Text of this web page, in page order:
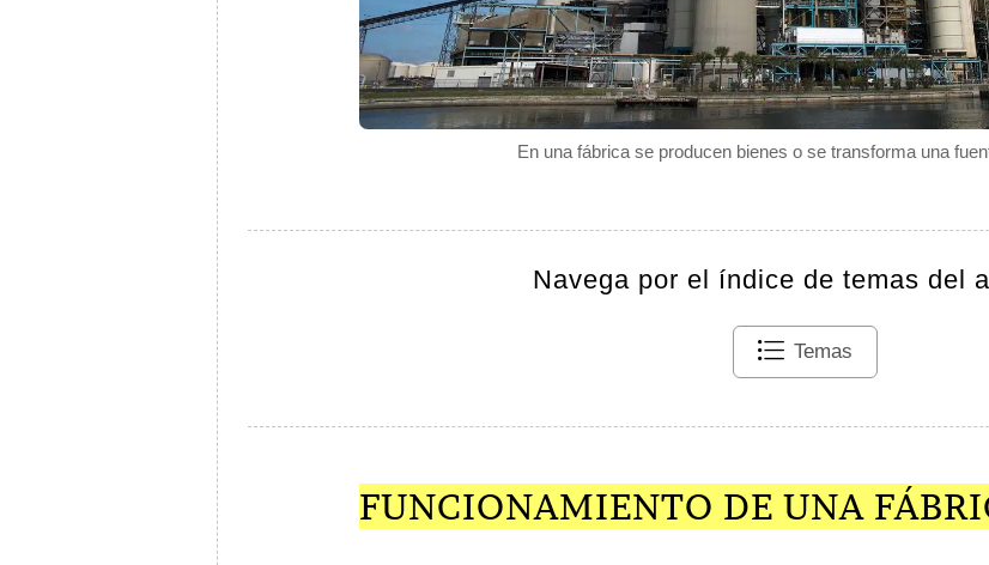
En una fábrica se producen bienes o se transforma una
Navega por el índice de temas del
Temas
FUNCIONAMIENTO DE UNA